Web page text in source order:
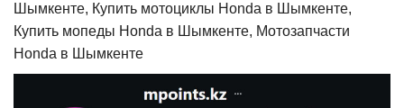
Шымкенте, Купить мотоциклы Honda в Шымкенте,
Купить мопеды Honda в Шымкенте, Мотозапчасти
Honda в Шымкенте